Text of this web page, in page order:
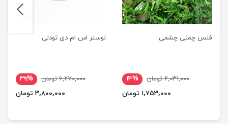
فنس چمنی چشمی
۲,۰۳۱,۰۰۰ تومان
۱۴%
۱,۷۵۳,۰۰۰ تومان
لوستر اس ام دی تودلی
۶,۲۷۰,۰۰۰ تومان
۳۹%
۳,۸۰۰,۰۰۰ تومان
previus